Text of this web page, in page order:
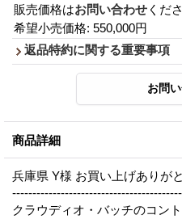
販売価格はお問い合わせ くだ
希望小売価格: 550,000円
返品特約に関する重要事項
商品詳細
兵庫県 Y様 お買い上げありが
クラウディオ・バッチのコン